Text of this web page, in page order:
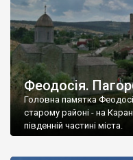
Феодосія.
Головна памятка
старому районі - на
південній частині міста.